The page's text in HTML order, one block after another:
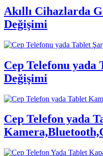
Akıllı Cihazlarda
Değişimi
Cep Telefonu yada
Değişimi
Cep Telefon yada